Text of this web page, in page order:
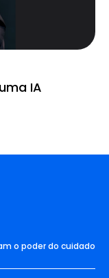
IA
o poder do cuidado